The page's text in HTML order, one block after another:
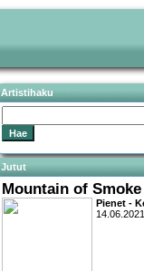
Artistihaku
Jutut
Mountain of Smoke
Pienet -
14.06.2021